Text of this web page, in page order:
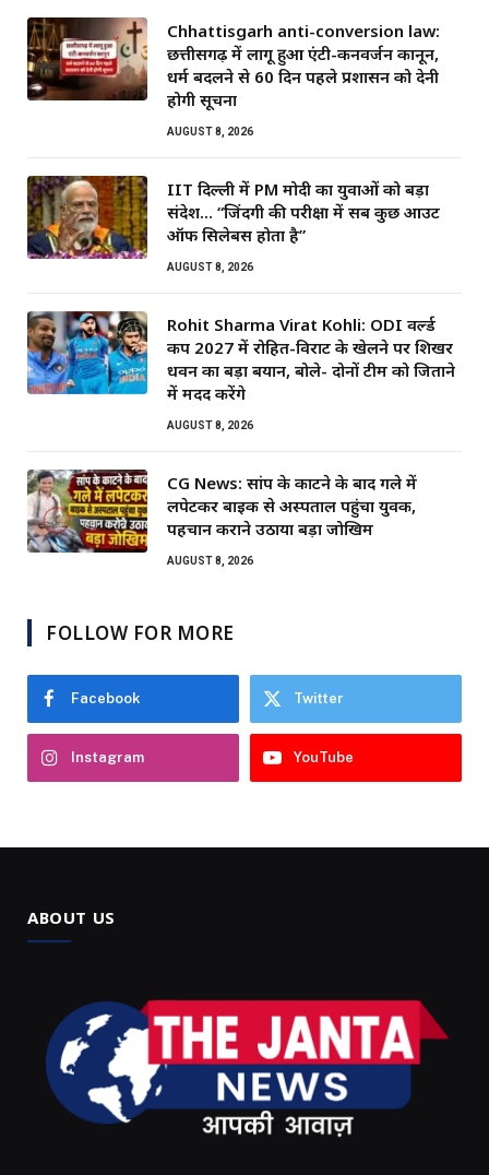
Chhattisgarh anti-conversion law:
छत्तीसगढ़ में लागू हुआ एंटी-कनवर्जन कानून,
धर्म बदलने से 60 दिन पहले प्रशासन को देनी
होगी सूचना
AUGUST 8, 2026
IIT दिल्ली में PM मोदी का युवाओं को बड़ा
संदेश… “जिंदगी की परीक्षा में सब कुछ आउट
ऑफ सिलेबस होता है”
AUGUST 8, 2026
Rohit Sharma Virat Kohli: ODI वर्ल्ड
कप 2027 में रोहित-विराट के खेलने पर शिखर
धवन का बड़ा बयान, बोले- दोनों टीम को जिताने
में मदद करेंगे
AUGUST 8, 2026
CG News: सांप के काटने के बाद गले में
लपेटकर बाइक से अस्पताल पहुंचा युवक,
पहचान कराने उठाया बड़ा जोखिम
AUGUST 8, 2026
FOLLOW FOR MORE
Facebook Twitter
Instagram YouTube
ABOUT US